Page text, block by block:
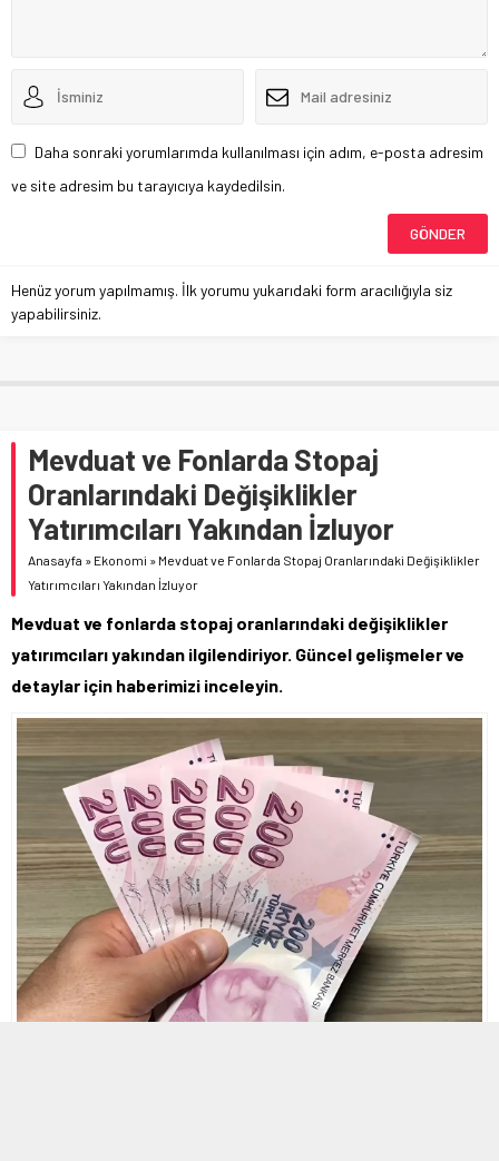
Daha sonraki yorumlarımda kullanılması için adım, e-posta adresim
ve site adresim bu tarayıcıya kaydedilsin.
Henüz yorum yapılmamış. İlk yorumu yukarıdaki form aracılığıyla siz
yapabilirsiniz.
Mevduat ve Fonlarda Stopaj
Oranlarındaki Değişiklikler
Yatırımcıları Yakından İzluyor
Anasayfa » Ekonomi » Mevduat ve Fonlarda Stopaj Oranlarındaki Değişiklikler
Yatırımcıları Yakından İzluyor
Mevduat ve fonlarda stopaj oranlarındaki değişiklikler
yatırımcıları yakından ilgilendiriyor. Güncel gelişmeler ve
detaylar için haberimizi inceleyin.